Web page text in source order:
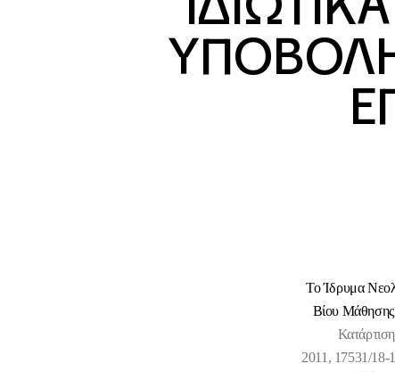
Το Ίδρυμα
Βίου
2011, 17531/18-